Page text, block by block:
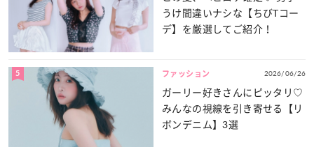
うけ間違いナシな【ちびTコー
デ】を厳選してご紹介！
5 ファッション 2026/06/26
ガーリー好きさんにピッタリ♡
みんなの視線を引き寄せる【リ
ボンデニム】3選